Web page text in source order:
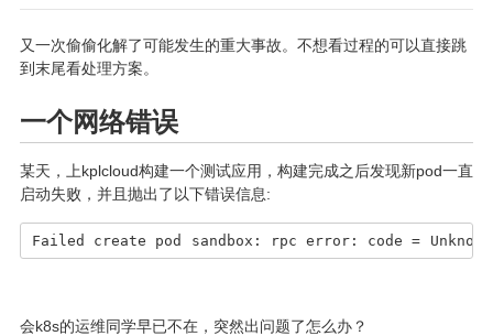
又一次偷偷化解了可能发生的重大事故。不想看过程的可以直接跳
到末尾看处理方案。
一个网络错误
某天，上kplcloud构建一个测试应用，构建完成之后发现新pod一直
启动失败，并且抛出了以下错误信息:
Failed create pod sandbox: rpc error: code =
会k8s的运维同学早已不在，突然出问题了怎么办？